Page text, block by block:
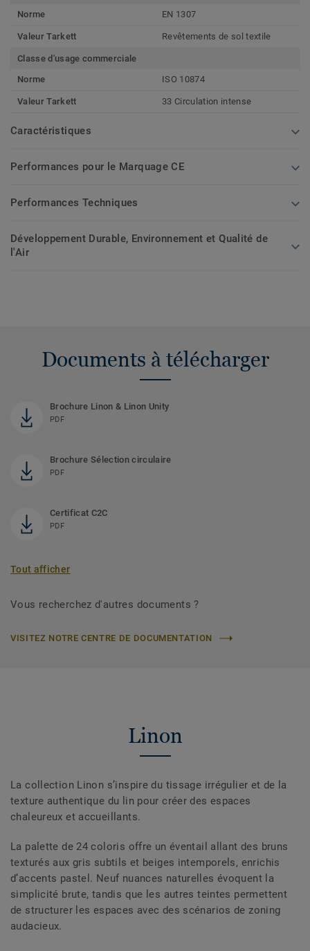
Norme
EN 1307
Valeur Tarkett Revêtements de sol textile
Classe d'usage commerciale
Norme
ISO 10874
Valeur Tarkett 33 Circulation intense
Caractéristiques
Performances pour le Marquage CE
Performances Techniques
Développement Durable, Environnement et Qualité de
l'Air
Documents à télécharger
Brochure Linon & Linon Unity
PDF
Brochure Sélection circulaire
PDF
Certificat C2C
PDF
Tout afficher
Vous recherchez d'autres documents ?
VISITEZ NOTRE CENTRE DE DOCUMENTATION
Linon
La collection Linon s’inspire du tissage irrégulier et de la
texture authentique du lin pour créer des espaces
chaleureux et accueillants.
La palette de 24 coloris offre un éventail allant des bruns
texturés aux gris subtils et beiges intemporels, enrichis
d’accents pastel. Neuf nuances naturelles évoquent la
simplicité brute, tandis que les autres teintes permettent
de structurer les espaces avec des scénarios de zoning
audacieux.